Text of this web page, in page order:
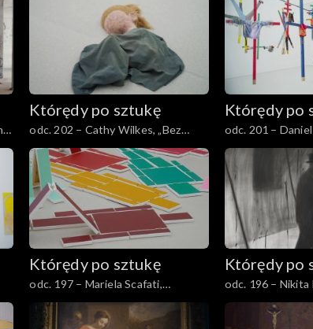
Którędy po sztukę
odc. 202 – Cathy Wilkes, „Bez
tytułu”
Którędy po
odc. 201 –
„Strachy”
Którędy po sztukę
odc. 197 – Mariela Scafati,
„Mobilizacja”
Którędy po
odc. 196 – Nikita